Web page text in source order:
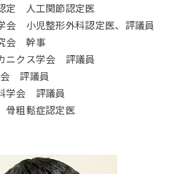
定 人工関節認定医
会 小児整形外科認定医、評議員
会 幹事
ニクス学会 評議員
評議員
学会 評議員
粗鬆症認定医